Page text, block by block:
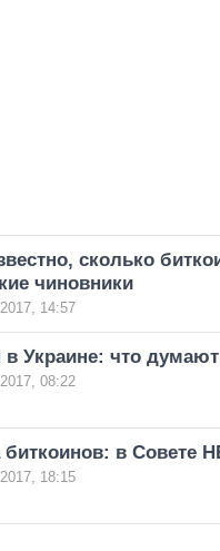
сколько
чиновники
14:57
в Украине: что
08:22
биткоинов: в Совете
18:15